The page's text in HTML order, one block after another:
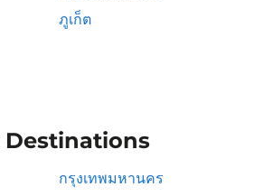
ภูเก็ต
Destinations
กรุงเทพมหานคร